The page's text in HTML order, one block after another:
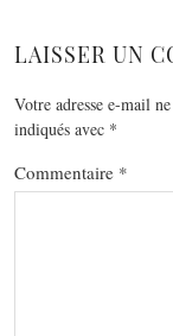
LAISSER UN
Votre adresse e-mail
indiqués avec *
Commentaire *